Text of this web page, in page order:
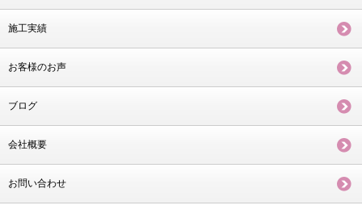
施工実績
お客様のお声
ブログ
会社概要
お問い合わせ